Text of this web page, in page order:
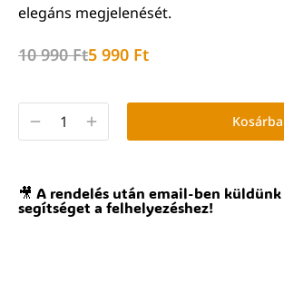
elegáns megjelenését.
10 990Ft5 990 Ft
Kosárba
🎥 A rendelés után email-ben
segítséget a felhelyezéshez!